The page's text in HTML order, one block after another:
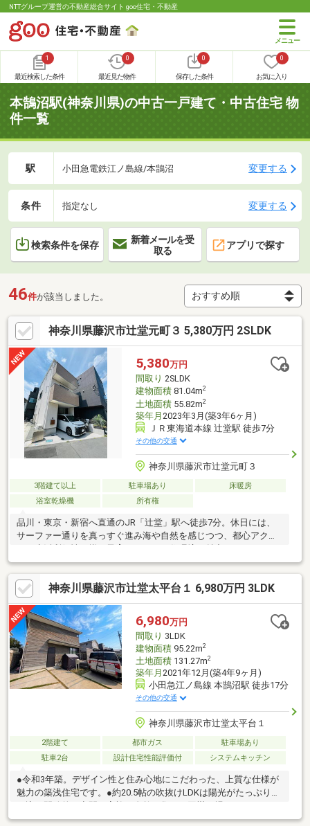
NTTグループ運営の不動産総合サイト goo住宅・不動産
1
最近検索した条件
0
最近見た物件
0
保存した条件
0
お気に入り
本鵠沼駅(神奈川県)の中古一戸建て・中古住宅 物
件一覧
駅 小田急電鉄江ノ島線/本鵠沼 変更する
条件 指定なし 変更する
検索条件を保存
新着メールを受
取る
アプリで探す
46件が該当しました。
神奈川県藤沢市辻堂元町３ 5,380万円 2SLDK
5,380万円
間取り 2SLDK
建物面積81.04m2
土地面積55.82m2
築年月 2023年3月(築3年6ヶ月)
ＪＲ東海道本線 辻堂駅 徒歩7分
その他の交通
神奈川県藤沢市辻堂元町３
3階建て以上 駐車場あり
床暖房
浴室乾燥機
所有権
品川・東京・新宿へ直通のJR「辻堂」駅へ徒歩7分。休日には、
サーファー通りを真っすぐ進み海や自然を感じつつ、都心アクセ
モール湘南やLuz湘南辻堂で日常の買い物から休日のお出かけま
で完結。徳洲会病院やスーパー、保育園も徒歩圏内で、小学校ま
での通学路は車通りも少なく、5分と親御さんも安心です。ご夫婦
や3人ご家族に最適な2LDK+S。納戸（S）は、リモートワーク用
の「書斎」や「子供部屋」、大容量の「収納」など多目的に活用
可能！全居室収納付きで主寝室には、新築オプションで拡張した
WICや床下収納と収納力も抜群です。
神奈川県藤沢市辻堂太平台１ 6,980万円 3LDK
6,980万円
間取り 3LDK
建物面積95.22m2
土地面積131.27m2
築年月 2021年12月(築4年9ヶ月)
小田急江ノ島線 本鵠沼駅 徒歩17分
その他の交通
神奈川県藤沢市辻堂太平台１
2階建て 都市ガス
駐車場あり
駐車2台
設計住宅性能評価付 システムキッチン
●令和3年築。デザイン性と住み心地にこだわった、上質な仕様が
魅力の築浅住宅です。●約20.5帖の吹抜けLDKは陽光がたっぷり差
●造作アイランドキッチンとウッドデッキを採用。料理や食事、